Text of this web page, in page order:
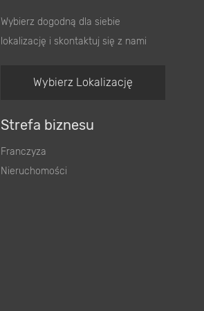
Wybierz dogodną dla siebie
lokalizację i skontaktuj się z nami
Wybierz Lokalizację
Strefa biznesu
Franczyza
Nieruchomości